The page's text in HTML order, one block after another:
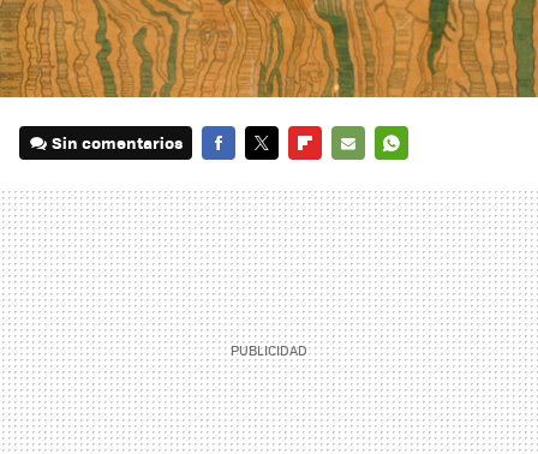
Sin comentarios
MAIL